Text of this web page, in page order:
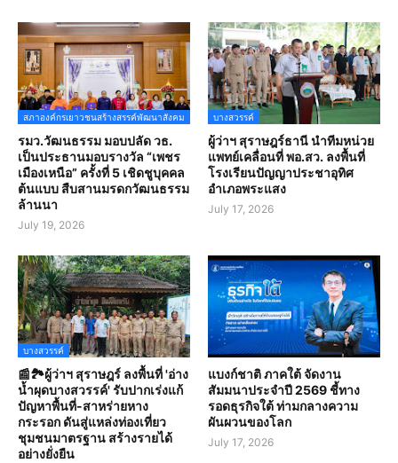
สภาองค์กรเยาวชนสร้างสรรค์พัฒนาสังคม
รมว.วัฒนธรรม มอบปลัด วธ.
เป็นประธานมอบรางวัล “เพชร
เมืองเหนือ” ครั้งที่ 5 เชิดชูบุคคล
ต้นแบบ สืบสานมรดกวัฒนธรรม
ล้านนา
July 19, 2026
บางสวรรค์
ผู้ว่าฯ สุราษฎร์ธานี นำทีมหน่วย
แพทย์เคลื่อนที่ พอ.สว. ลงพื้นที่
โรงเรียนปัญญาประชาอุทิศ
อำเภอพระแสง
July 17, 2026
บางสวรรค์
📰🏞️ผู้ว่าฯ สุราษฎร์ ลงพื้นที่ 'อ่าง
น้ำผุดบางสวรรค์' รับปากเร่งแก้
ปัญหาพื้นที่-สาหร่ายหาง
กระรอก ดันสู่แหล่งท่องเที่ยว
ชุมชนมาตรฐาน สร้างรายได้
อย่างยั่งยืน
แบงก์ชาติ ภาคใต้ จัดงาน
สัมมนาประจำปี 2569 ชี้ทาง
รอดธุรกิจใต้ ท่ามกลางความ
ผันผวนของโลก
July 17, 2026